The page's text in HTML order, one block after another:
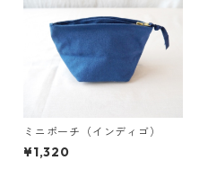
ミニポーチ（インディゴ）
¥1,320